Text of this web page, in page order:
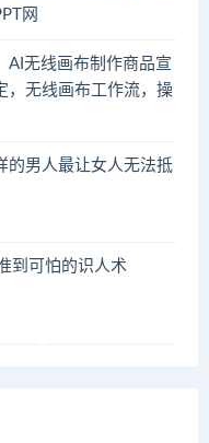
网
AI无线画布制作商品宣
，无线画布工作流，操
的男人最让女人无法抵
到可怕的识人术